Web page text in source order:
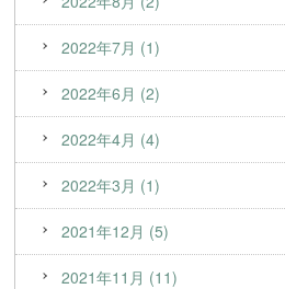
2022年7月 (1)
2022年6月 (2)
2022年4月 (4)
2022年3月 (1)
2021年12月 (5)
2021年11月 (11)